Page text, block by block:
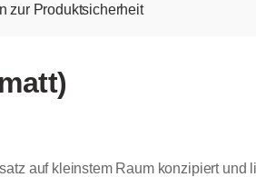
zur Produktsicherheit
auf kleinstem Raum konzipiert und